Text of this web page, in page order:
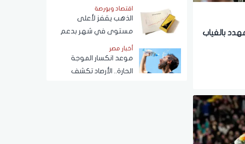
بالغياب
التحركات الآخيرة؟
اقتصاد وبورصة
الذهب يقفز لأعلى
مستوى في شهر بدعم
من تراجع الدولار والنفط
وترقب بيانات الوظائف
الأمريكية
أخبار مصر
موعد انكسار الموجة
الحارة.. الأرصاد تكشف